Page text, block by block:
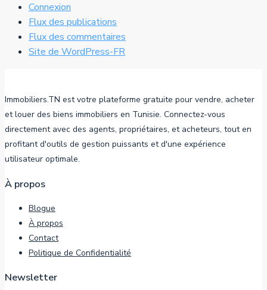
Connexion
Flux des publications
Flux des commentaires
Site de WordPress-FR
Immobiliers.TN est votre plateforme gratuite pour vendre, acheter
et louer des biens immobiliers en Tunisie. Connectez-vous
directement avec des agents, propriétaires, et acheteurs, tout en
profitant d'outils de gestion puissants et d'une expérience
utilisateur optimale.
À propos
Blogue
À propos
Contact
Politique de Confidentialité
Newsletter